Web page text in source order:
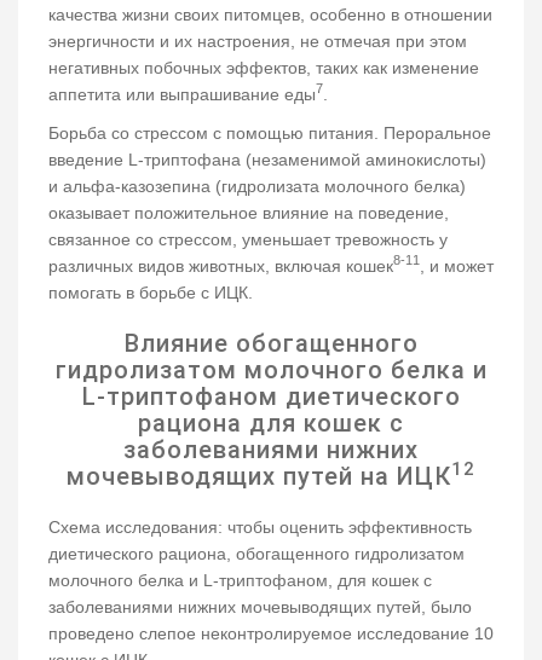
качества жизни своих питомцев, особенно в отношении
энергичности и их настроения, не отмечая при этом
негативных побочных эффектов, таких как изменение
аппетита или выпрашивание еды7
Борьба со стрессом с помощью питания. Пероральное
введение L-триптофана (незаменимой аминокислоты)
и альфа-казозепина (гидролизата молочного белка)
оказывает положительное влияние на поведение,
связанное со стрессом, уменьшает тревожность у
различных видов животных, включая кошек8-11
, и может
помогать в борьбе с ИЦК.
Влияние обогащенного
гидролизатом молочного белка и
L-триптофаном диетического
рациона для кошек с
заболеваниями нижних
мочевыводящих путей на ИЦК12
Схема исследования: чтобы оценить эффективность
диетического рациона, обогащенного гидролизатом
молочного белка и L-триптофаном, для кошек с
заболеваниями нижних мочевыводящих путей, было
проведено слепое неконтролируемое исследование 10